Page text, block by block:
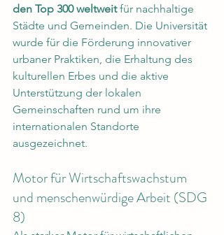
den Top 300 weltweit für nachhaltige
Städte und Gemeinden. Die Universität
wurde für die Förderung innovativer
urbaner Praktiken, die Erhaltung des
kulturellen Erbes und die aktive
Unterstützung der lokalen
Gemeinschaften rund um ihre
internationalen Standorte
ausgezeichnet.
Motor für Wirtschaftswachstum
und menschenwürdige Arbeit (SDG
8)